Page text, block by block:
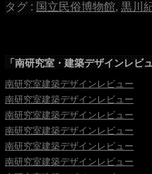
タグ :国立民俗博物館,黒川
「南研究室・建築デザインレビ
南研究室建築デザインレビュー
南研究室建築デザインレビュー
南研究室建築デザインレビュー
南研究室建築デザインレビュー
南研究室建築デザインレビュー
南研究室建築デザインレビュー